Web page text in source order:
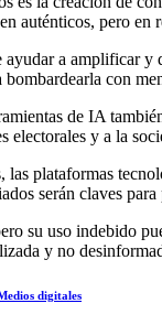
auténticos, pero
a amplificar
con
de IA
electorales y a la
las plataformas
serán claves
su uso indebido
y no
digitales